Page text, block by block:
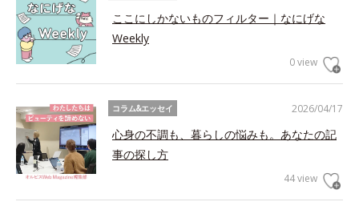
ここにしかないものフィルター｜なにげな
Weekly
0 view
2026/04/17
コラム&エッセイ
心身の不調も、暮らしの悩みも。あなたの記
事の探し方
44 view